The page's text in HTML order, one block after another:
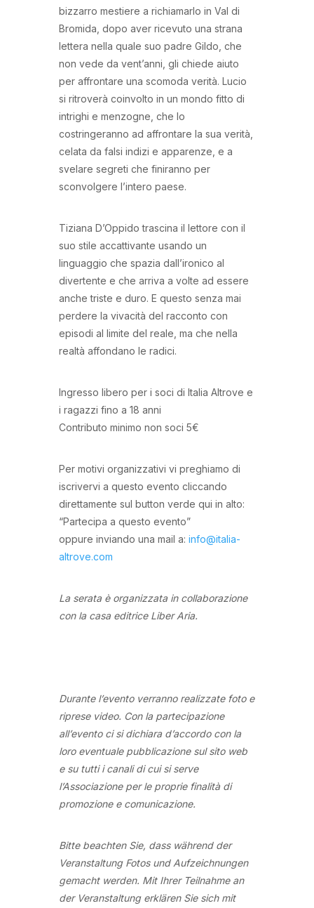
bizzarro mestiere a richiamarlo in Val di
Bromida, dopo aver ricevuto una strana
lettera nella quale suo padre Gildo, che
non vede da vent’anni, gli chiede aiuto
per affrontare una scomoda verità. Lucio
si ritroverà coinvolto in un mondo fitto di
intrighi e menzogne, che lo
costringeranno ad affrontare la sua verità,
celata da falsi indizi e apparenze, e a
svelare segreti che finiranno per
sconvolgere l’intero paese.
Tiziana D’Oppido trascina il lettore con il
suo stile accattivante usando un
linguaggio che spazia dall’ironico al
divertente e che arriva a volte ad essere
anche triste e duro. E questo senza mai
perdere la vivacità del racconto con
episodi al limite del reale, ma che nella
realtà affondano le radici.
Ingresso libero per i soci di Italia Altrove e
i ragazzi fino a 18 anni
Contributo minimo non soci 5€
Per motivi organizzativi vi preghiamo di
iscrivervi a questo evento cliccando
direttamente sul button verde qui in alto:
“Partecipa a questo evento”
oppure inviando una mail a: info@italia-
altrove.com
La serata è organizzata in collaborazione
con la casa editrice Liber Aria.
Durante l’evento verranno realizzate foto e
riprese video. Con la partecipazione
all’evento ci si dichiara d’accordo con la
loro eventuale pubblicazione sul sito web
e su tutti i canali di cui si serve
l’Associazione per le proprie finalità di
promozione e comunicazione.
Bitte beachten Sie, dass während der
Veranstaltung Fotos und Aufzeichnungen
gemacht werden. Mit Ihrer Teilnahme an
der Veranstaltung erklären Sie sich mit